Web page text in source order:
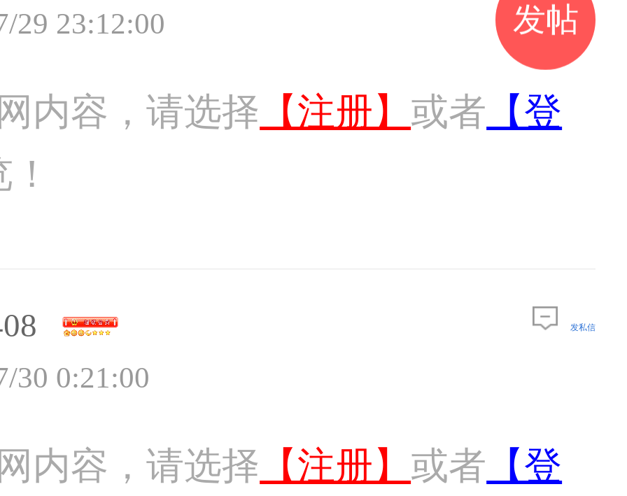
29 23:12:00
内容，请选择 【注册】 或者 【登
30 0:21:00
发私信
内容，请选择 【注册】 或者 【登
发帖